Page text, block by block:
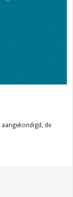
aangekondigd, de